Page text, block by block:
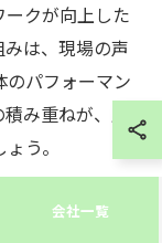
クが向上した
は、現場の声
のパフォーマン
み重ねが、厳
う。
会社一覧